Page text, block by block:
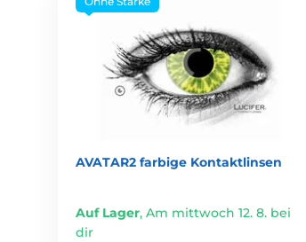
AVATAR2 farbige Kontaktlinsen
Auf Lager, Am mittwoch 12. 8. bei
dir